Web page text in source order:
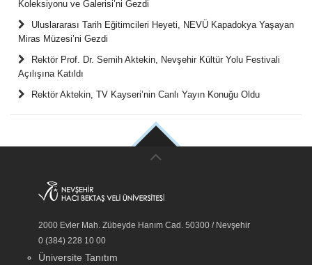
Koleksiyonu ve Galerisi’ni Gezdi
Uluslararası Tarih Eğitimcileri Heyeti, NEVÜ Kapadokya Yaşayan
Miras Müzesi’ni Gezdi
Rektör Prof. Dr. Semih Aktekin, Nevşehir Kültür Yolu Festivali
Açılışına Katıldı
Rektör Aktekin, TV Kayseri’nin Canlı Yayın Konuğu Oldu
2000 Evler Mah. Zübeyde Hanım Cad. 50300 / Nevşehir
0 (384) 228 10 00
Üniversite Tanıtım